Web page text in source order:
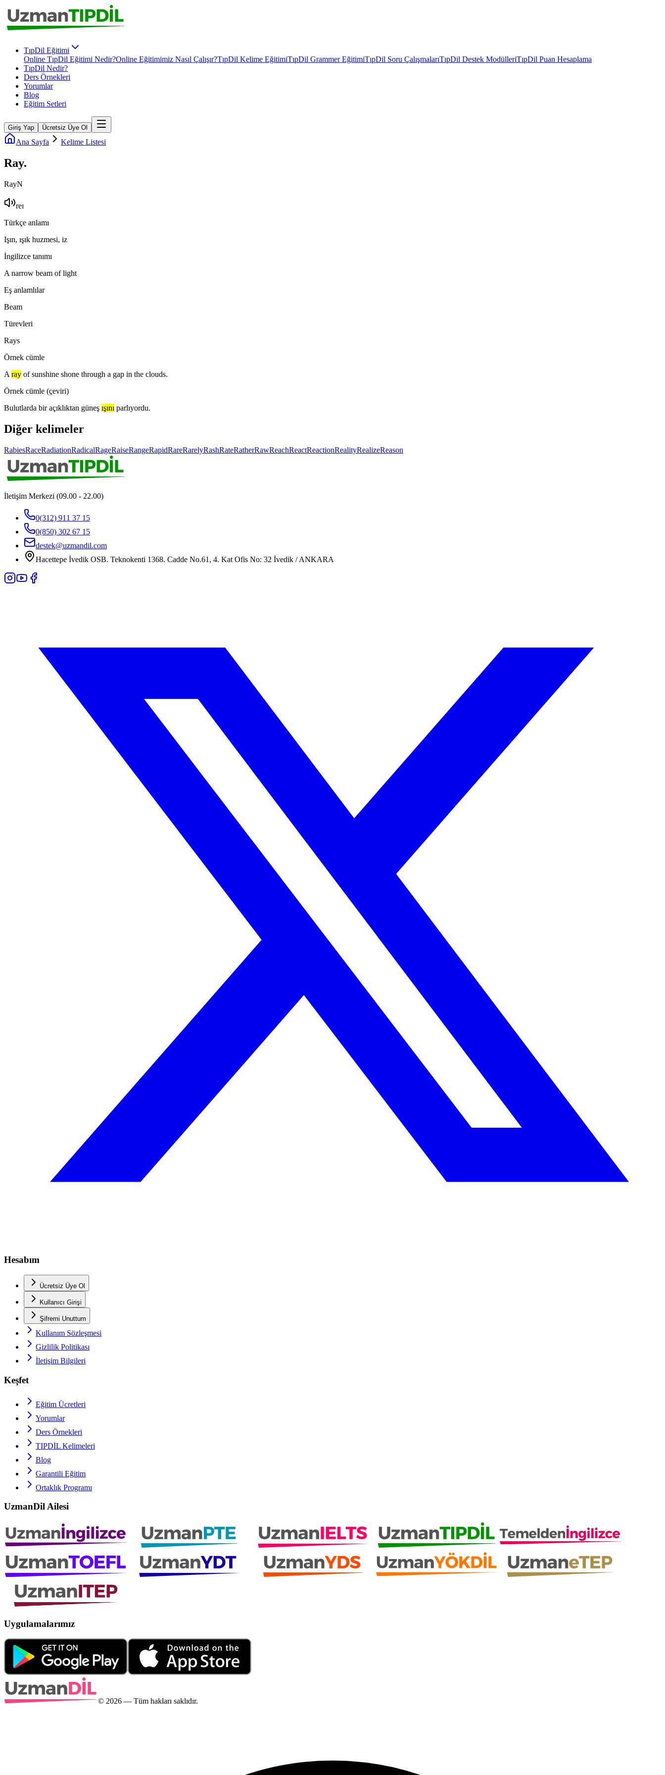
TıpDil Eğitimi
Online TıpDil Eğitimi Nedir?Online Eğitimimiz Nasıl Çalışır?TıpDil Kelime EğitimiTıpDil Grammer EğitimiTıpDil Soru ÇalışmalarıTıpDil Destek ModülleriTıpDil Puan Hesaplama
TıpDil Nedir?
Ders Örnekleri
Yorumlar
Blog
Eğitim Setleri
Giriş Yap Ücretsiz Üye Ol
Ana Sayfa Kelime Listesi
Ray.
RayN
reɪ
Türkçe anlamı
Işın, ışık huzmesi, iz
İngilizce tanımı
A narrow beam of light
Eş anlamlılar
Beam
Türevleri
Rays
Örnek cümle
A ray of sunshine shone through a gap in the clouds.
Örnek cümle (çeviri)
Bulutlarda bir açıklıktan güneş ışını parlıyordu.
Diğer kelimeler
RabiesRaceRadiationRadicalRageRaiseRangeRapidRareRarelyRashRateRatherRawReachReactReactionRealityRealizeReason
İletişim Merkezi (09.00 - 22.00)
0(312) 911 37 15
0(850) 302 67 15
destek@uzmandil.com
Hacettepe İvedik OSB. Teknokenti 1368. Cadde No.61, 4. Kat Ofis No: 32 İvedik / ANKARA
Hesabım
Ücretsiz Üye Ol
Kullanıcı Girişi
Şifremi Unuttum
Kullanım Sözleşmesi
Gizlilik Politikası
İletişim Bilgileri
Keşfet
Eğitim Ücretleri
Yorumlar
Ders Örnekleri
TIPDİL Kelimeleri
Blog
Garantili Eğitim
Ortaklık Programı
UzmanDil Ailesi
Uygulamalarımız
© 2026 — Tüm hakları saklıdır.